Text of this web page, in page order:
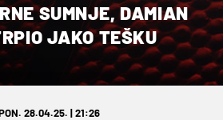
SUMNJE, DAMIAN
JAKO TEŠKU
28.04.25. | 21:26